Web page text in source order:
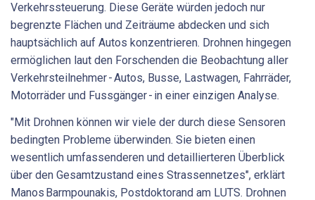
Verkehrssteuerung. Diese Geräte würden jedoch nur
begrenzte Flächen und Zeiträume abdecken und sich
hauptsächlich auf Autos konzentrieren. Drohnen hingegen
ermöglichen laut den Forschenden die Beobachtung aller
Verkehrsteilnehmer - Autos, Busse, Lastwagen, Fahrräder,
Motorräder und Fussgänger - in einer einzigen Analyse.
"Mit Drohnen können wir viele der durch diese Sensoren
bedingten Probleme überwinden. Sie bieten einen
wesentlich umfassenderen und detaillierteren Überblick
über den Gesamtzustand eines Strassennetzes", erklärt
Manos Barmpounakis, Postdoktorand am LUTS. Drohnen